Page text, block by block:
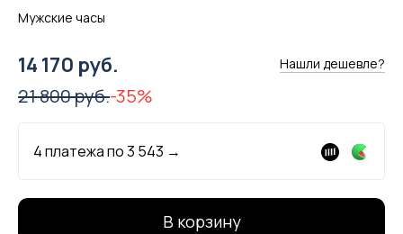
Мужские часы
14 170 руб. Нашли дешевле?
21 800 руб.-35%
4 платежа по3 543 →
В корзину